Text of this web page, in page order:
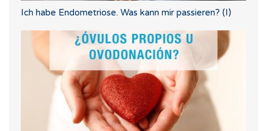
Ich habe Endometriose. Was kann mir passieren? (I)